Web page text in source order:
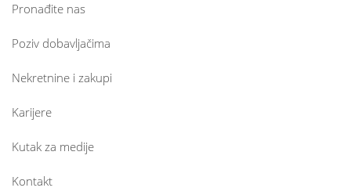
Pronađite nas
Poziv dobavljačima
Nekretnine i zakupi
Karijere
Kutak za medije
Kontakt